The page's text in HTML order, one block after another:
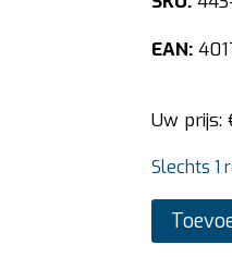
EAN:
Uw prijs:
Slechts 1
SARO
friteuse